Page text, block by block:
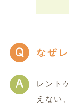
Q なぜ
A
レント
えない